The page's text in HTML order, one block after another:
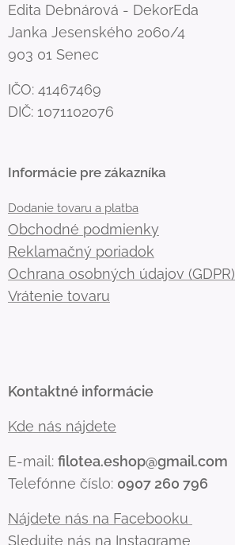
Edita Debnárová - DekorEda
Janka Jesenského 2060/4
903 01 Senec
IČO: 41467469
DIČ: 1071102076
Informácie pre zákazníka
Dodanie tovaru a platba
Obchodné podmienky
Reklamačný poriadok
Ochrana osobných údajov (GDPR)
Vrátenie tovaru
Kontaktné informácie
Kde nás nájdete
E-mail: filotea.eshop@gmail.com
Telefónne číslo: 0907 260 796
Nájdete nás na Facebooku
Sledujte nás na Instagrame